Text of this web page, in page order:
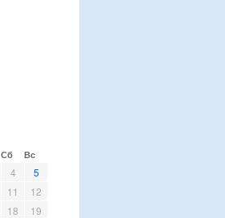
Сб Вс
4
5
11
12
18
19